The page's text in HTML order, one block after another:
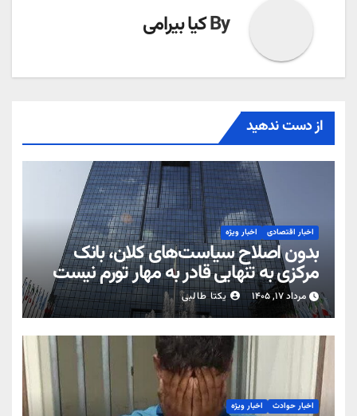
Byکیا بیرامی
از دست ندهید
اخبار اقتصادی اخبار ویژه
بدون اصلاح سیاست‌های کلان، بانک
مرکزی به تنهایی قادر به مهار تورم نیست
مرداد ۱۷, ۱۴۰۵ یکتا طالبی
اخبار حوادث اخبار ویژه